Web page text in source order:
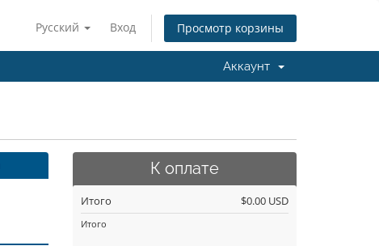
Русский Вход Просмотр корзины
Аккаунт
К оплате
Итого $0.00 USD
Итого